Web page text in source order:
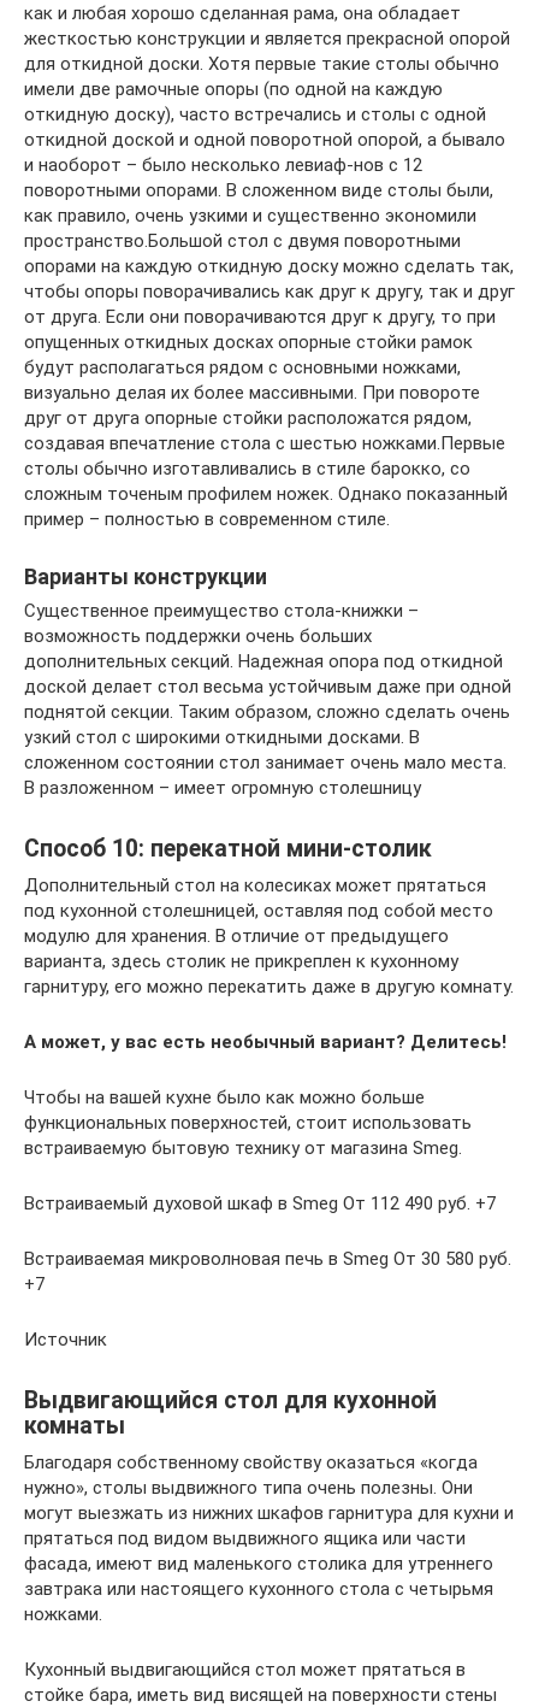
как и любая хорошо сделанная рама, она обладает
жесткостью конструкции и является прекрасной опорой
для откидной доски. Хотя первые такие столы обычно
имели две рамочные опоры (по одной на каждую
откидную доску), часто встречались и столы с одной
откидной доской и одной поворотной опорой, а бывало
и наоборот – было несколько левиаф-нов с 12
поворотными опорами. В сложенном виде столы были,
как правило, очень узкими и существенно экономили
пространство.Большой стол с двумя поворотными
опорами на каждую откидную доску можно сделать так,
чтобы опоры поворачивались как друг к другу, так и друг
от друга. Если они поворачиваются друг к другу, то при
опущенных откидных досках опорные стойки рамок
будут располагаться рядом с основными ножками,
визуально делая их более массивными. При повороте
друг от друга опорные стойки расположатся рядом,
создавая впечатление стола с шестью ножками.Первые
столы обычно изготавливались в стиле барокко, со
сложным точеным профилем ножек. Однако показанный
пример – полностью в современном стиле.
Варианты конструкции
Существенное преимущество стола-книжки –
возможность поддержки очень больших
дополнительных секций. Надежная опора под откидной
доской делает стол весьма устойчивым даже при одной
поднятой секции. Таким образом, сложно сделать очень
узкий стол с широкими откидными досками. В
сложенном состоянии стол занимает очень мало места.
В разложенном – имеет огромную столешницу
Способ 10: перекатной мини-столик
Дополнительный стол на колесиках может прятаться
под кухонной столешницей, оставляя под собой место
модулю для хранения. В отличие от предыдущего
варианта, здесь столик не прикреплен к кухонному
гарнитуру, его можно перекатить даже в другую комнату.
А может, у вас есть необычный вариант? Делитесь!
Чтобы на вашей кухне было как можно больше
функциональных поверхностей, стоит использовать
встраиваемую бытовую технику от магазина Smeg.
Встраиваемый духовой шкаф в Smeg От 112 490 руб. +7
Встраиваемая микроволновая печь в Smeg От 30 580 руб.
+7
Источник
Выдвигающийся стол для кухонной
комнаты
Благодаря собственному свойству оказаться «когда
нужно», столы выдвижного типа очень полезны. Они
могут выезжать из нижних шкафов гарнитура для кухни и
прятаться под видом выдвижного ящика или части
фасада, имеют вид маленького столика для утреннего
завтрака или настоящего кухонного стола с четырьмя
ножками.
Кухонный выдвигающийся стол может прятаться в
стойке бара, иметь вид висящей на поверхности стены